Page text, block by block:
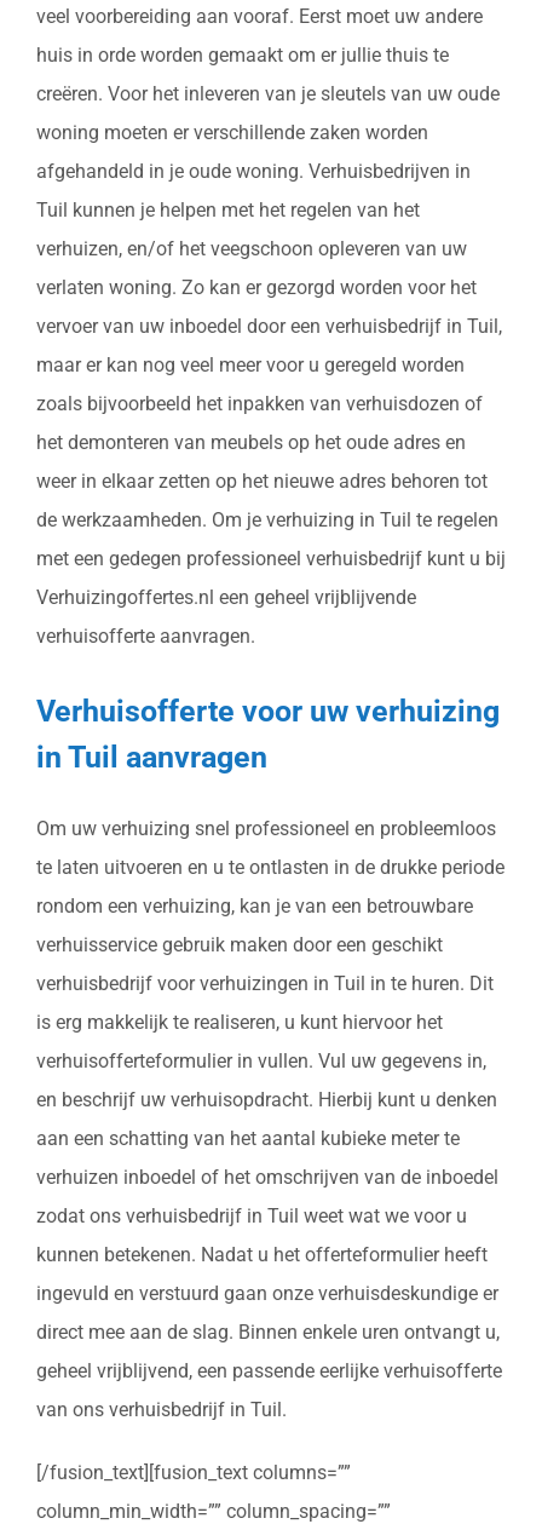
veel voorbereiding aan vooraf. Eerst moet uw andere
huis in orde worden gemaakt om er jullie thuis te
creëren. Voor het inleveren van je sleutels van uw oude
woning moeten er verschillende zaken worden
afgehandeld in je oude woning. Verhuisbedrijven in
Tuil kunnen je helpen met het regelen van het
verhuizen, en/of het veegschoon opleveren van uw
verlaten woning. Zo kan er gezorgd worden voor het
vervoer van uw inboedel door een verhuisbedrijf in Tuil,
maar er kan nog veel meer voor u geregeld worden
zoals bijvoorbeeld het inpakken van verhuisdozen of
het demonteren van meubels op het oude adres en
weer in elkaar zetten op het nieuwe adres behoren tot
de werkzaamheden. Om je verhuizing in Tuil te regelen
met een gedegen professioneel verhuisbedrijf kunt u bij
Verhuizingoffertes.nl een geheel vrijblijvende
verhuisofferte aanvragen.
Verhuisofferte voor uw verhuizing
in Tuil aanvragen
Om uw verhuizing snel professioneel en probleemloos
te laten uitvoeren en u te ontlasten in de drukke periode
rondom een verhuizing, kan je van een betrouwbare
verhuisservice gebruik maken door een geschikt
verhuisbedrijf voor verhuizingen in Tuil in te huren. Dit
is erg makkelijk te realiseren, u kunt hiervoor het
verhuisofferteformulier in vullen. Vul uw gegevens in,
en beschrijf uw verhuisopdracht. Hierbij kunt u denken
aan een schatting van het aantal kubieke meter te
verhuizen inboedel of het omschrijven van de inboedel
zodat ons verhuisbedrijf in Tuil weet wat we voor u
kunnen betekenen. Nadat u het offerteformulier heeft
ingevuld en verstuurd gaan onze verhuisdeskundige er
direct mee aan de slag. Binnen enkele uren ontvangt u,
geheel vrijblijvend, een passende eerlijke verhuisofferte
van ons verhuisbedrijf in Tuil.
[/fusion_text][fusion_text columns=””
column_min_width=”” column_spacing=””